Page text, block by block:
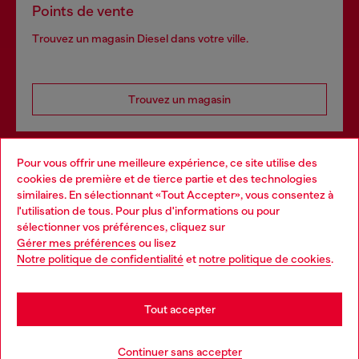
Pour vous offrir une meilleure expérience, ce site utilise des
cookies de première et de tierce partie et des technologies
similaires. En sélectionnant «Tout Accepter», vous consentez à
l'utilisation de tous. Pour plus d'informations ou pour
sélectionner vos préférences, cliquez sur
Gérer mes préférences ou lisez
Notre politique de confidentialitéet notre politique de cookies.
Continuer sans accepter
Tout accepter
Points de vente
Trouvez un magasin Diesel dans votre ville.
Trouvez un magasin
Services omnicanaux
Découvrez tous nos services, en ligne et en magasin.
En savoir plus
Choose your location
You are currently browsing France website, but it seems you
may be based in United States